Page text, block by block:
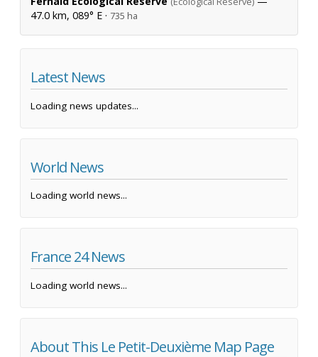
47.0 km, 089° E · 735 ha
Latest News
Loading news updates...
World News
Loading world news...
France 24 News
Loading world news...
About This Le Petit-Deuxième Map Page